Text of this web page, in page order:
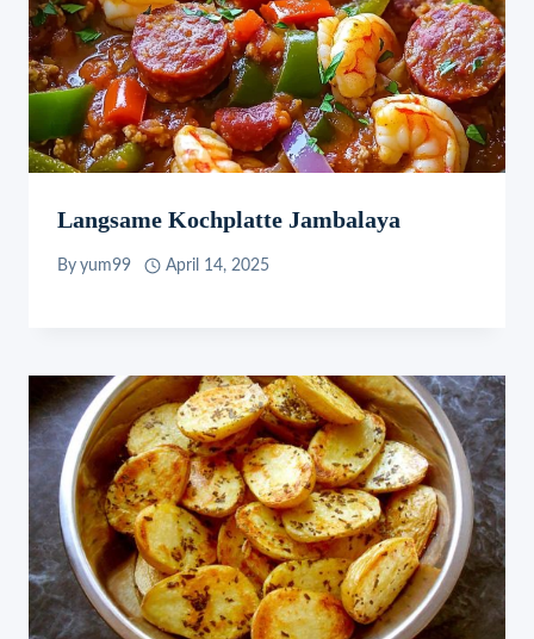
Langsame Kochplatte Jambalaya
By yum99 April 14, 2025